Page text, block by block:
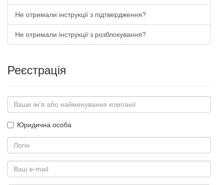
Не отримали інструкції з підтвердження?
Не отримали інструкції з розблокування?
Реєстрація
Юридична особа